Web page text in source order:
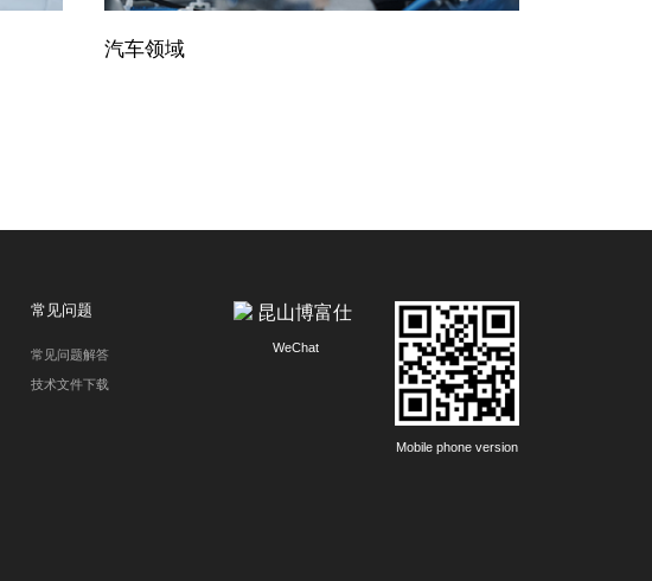
汽车领域
常见问题
常见问题解答
技术文件下载
WeChat
Mobile phone version